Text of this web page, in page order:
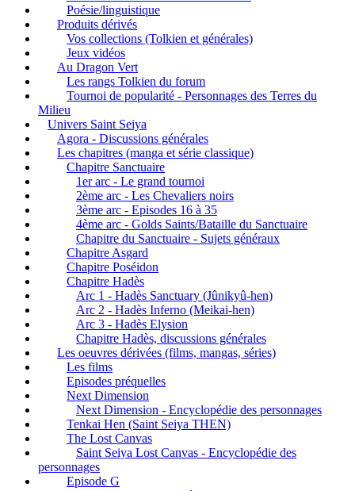
Poésie/linguistique
Produits dérivés
Vos collections (Tolkien et générales)
Jeux vidéos
Au Dragon Vert
Les rangs Tolkien du forum
Tournoi de popularité - Personnages des Terres du
Milieu
Univers Saint Seiya
Agora - Discussions générales
Les chapitres (manga et série classique)
Chapitre Sanctuaire
1er arc - Le grand tournoi
2ème arc - Les Chevaliers noirs
3ème arc - Episodes 16 à 35
4ème arc - Golds Saints/Bataille du Sanctuaire
Chapitre du Sanctuaire - Sujets généraux
Chapitre Asgard
Chapitre Poséidon
Chapitre Hadès
Arc 1 - Hadès Sanctuary (Jûnikyû-hen)
Arc 2 - Hadès Inferno (Meikai-hen)
Arc 3 - Hadès Elysion
Chapitre Hadès, discussions générales
Les oeuvres dérivées (films, mangas, séries)
Les films
Episodes préquelles
Next Dimension
Next Dimension - Encyclopédie des personnages
Tenkai Hen (Saint Seiya THEN)
The Lost Canvas
Saint Seiya Lost Canvas - Encyclopédie des
personnages
Episode G